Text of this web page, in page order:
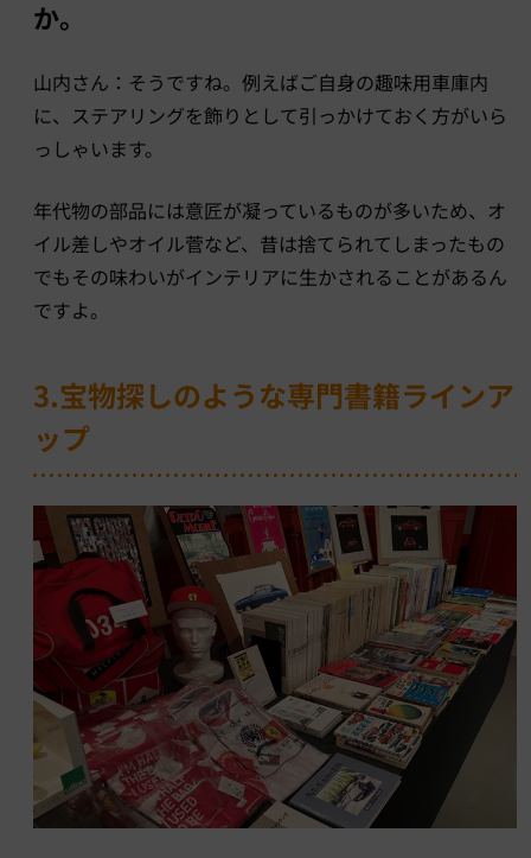
か。
山内さん：そうですね。例えばご自身の趣味用車庫内
に、ステアリングを飾りとして引っかけておく方がいら
っしゃいます。
年代物の部品には意匠が凝っているものが多いため、オ
イル差しやオイル菅など、昔は捨てられてしまったもの
でもその味わいがインテリアに生かされることがあるん
ですよ。
3.宝物探しのような専門書籍ラインア
ップ